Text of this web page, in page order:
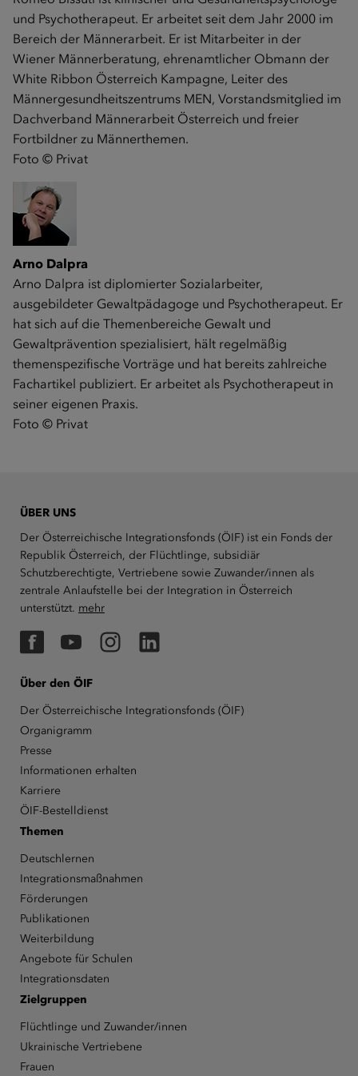
und Psychotherapeut. Er arbeitet seit dem Jahr 2000 im
Bereich der Männerarbeit. Er ist Mitarbeiter in der
Wiener Männerberatung, ehrenamtlicher Obmann der
White Ribbon Österreich Kampagne, Leiter des
Männergesundheitszentrums MEN, Vorstandsmitglied im
Dachverband Männerarbeit Österreich und freier
Fortbildner zu Männerthemen.
Foto © Privat
Arno Dalpra
Arno Dalpra ist diplomierter Sozialarbeiter,
ausgebildeter Gewaltpädagoge und Psychotherapeut. Er
hat sich auf die Themenbereiche Gewalt und
Gewaltprävention spezialisiert, hält regelmäßig
themenspezifische Vorträge und hat bereits zahlreiche
Fachartikel publiziert. Er arbeitet als Psychotherapeut in
seiner eigenen Praxis.
​​​​​​​Foto © Privat
ÜBER UNS
Der Österreichische Integrationsfonds (ÖIF) ist ein Fonds der
Republik Österreich, der Flüchtlinge, subsidiär
Schutzberechtigte, Vertriebene sowie Zuwander/innen als
zentrale Anlaufstelle bei der Integration in Österreich
unterstützt. mehr
FacebookYouTubeInstagramLinkedIn
Über den ÖIF
Der Österreichische Integrationsfonds (ÖIF)
Organigramm
Presse
Informationen erhalten
Karriere
ÖIF-Bestelldienst
Themen
Deutschlernen
Integrationsmaßnahmen
Förderungen
Publikationen
Weiterbildung
Angebote für Schulen
Integrationsdaten
Zielgruppen
Flüchtlinge und Zuwander/innen
Ukrainische Vertriebene
Frauen